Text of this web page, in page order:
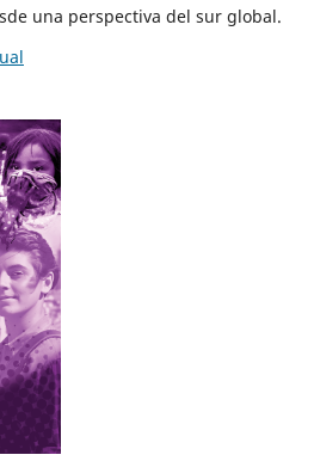
una perspectiva del sur global.